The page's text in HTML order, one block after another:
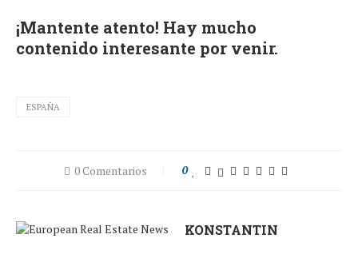
¡Mantente atento! Hay mucho
contenido interesante por venir.
ESPAÑA
0 Comentarios 0
KONSTANTIN